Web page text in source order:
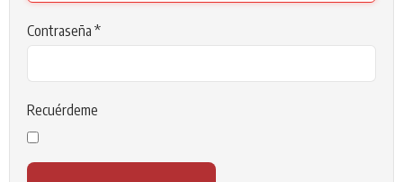
Contraseña *
Recuérdeme